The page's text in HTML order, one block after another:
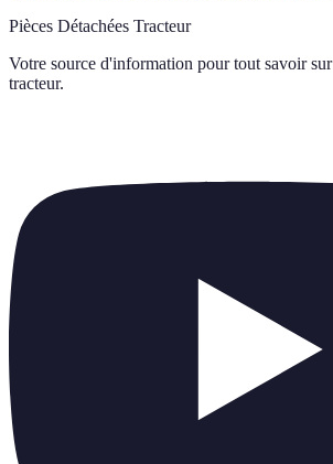
Pièces Détachées Tracteur
Votre source d'information pour tout savoir sur
tracteur.